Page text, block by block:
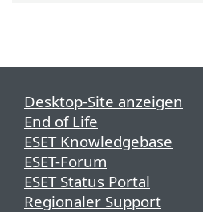
Desktop-Site anzeigen
End of Life
ESET Knowledgebase
ESET-Forum
ESET Status Portal
Regionaler Support